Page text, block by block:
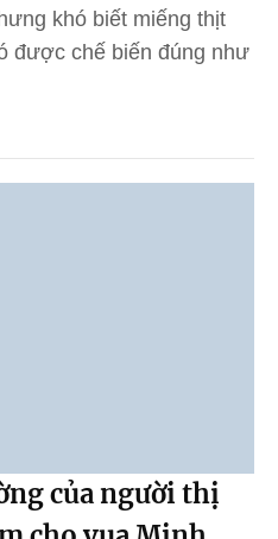
khó biết miếng thịt
được chế biến đúng như
của người thị